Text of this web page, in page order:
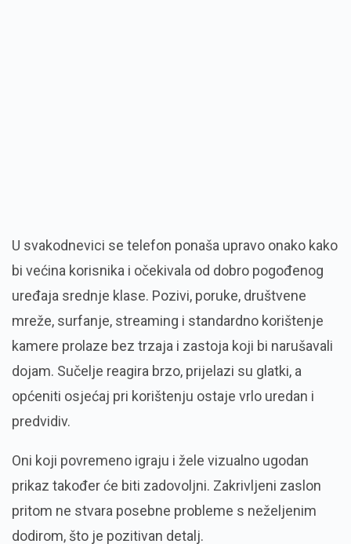
U svakodnevici se telefon ponaša upravo onako kako
bi većina korisnika i očekivala od dobro pogođenog
uređaja srednje klase. Pozivi, poruke, društvene
mreže, surfanje, streaming i standardno korištenje
kamere prolaze bez trzaja i zastoja koji bi narušavali
dojam. Sučelje reagira brzo, prijelazi su glatki, a
općeniti osjećaj pri korištenju ostaje vrlo uredan i
predvidiv.
Oni koji povremeno igraju i žele vizualno ugodan
prikaz također će biti zadovoljni. Zakrivljeni zaslon
pritom ne stvara posebne probleme s neželjenim
dodirom, što je pozitivan detalj.